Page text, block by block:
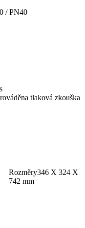
/ PN40
tlaková zkouška
Rozměry346 X 324 X
742 mm